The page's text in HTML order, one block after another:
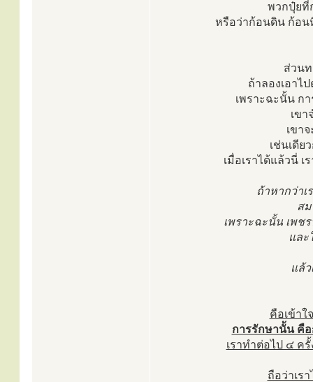
พวกปุ๋ยที่
หรือว่าก้อนดิน ก้อน
ส่วน
ถ้าลองเอาไ
เพราะฉะนั้น ก
เขา
เขา
เช่นเดีย
เมื่อเราได้แล้วนี่
ถ้าหากว่าเ
ส
เพราะฉะนั้น เพช
และ
แล้ว
คือเข้าใ
การรักษานั้น คือ
เราทำต่อไป ๔ ค
ถือว่าเร